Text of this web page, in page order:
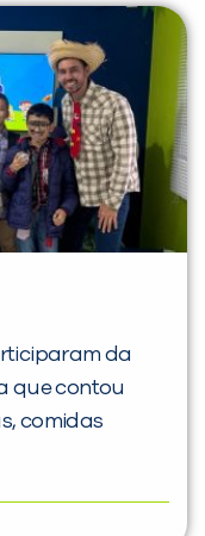
da
que contou
comidas